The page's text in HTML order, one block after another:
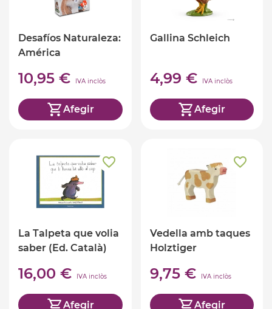
Desafíos Naturaleza:
América
10,95 € IVA inclòs
Afegir
Gallina Schleich
4,99 € IVA inclòs
Afegir
La Talpeta que volia
saber (Ed. Català)
16,00 € IVA inclòs
Afegir
Vedella amb taques
Holztiger
9,75 € IVA inclòs
Afegir